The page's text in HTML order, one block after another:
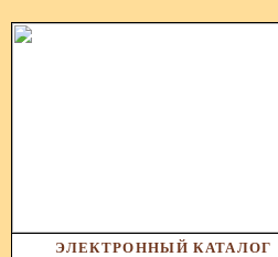
ЭЛЕКТРОННЫЙ КАТАЛОГ